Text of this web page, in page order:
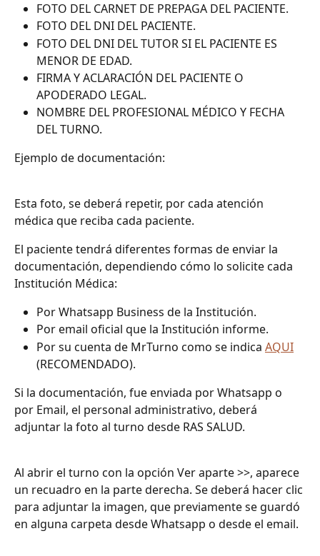
FOTO DEL CARNET DE PREPAGA DEL PACIENTE.
FOTO DEL DNI DEL PACIENTE.
FOTO DEL DNI DEL TUTOR SI EL PACIENTE ES
MENOR DE EDAD.
FIRMA Y ACLARACIÓN DEL PACIENTE O
APODERADO LEGAL.
NOMBRE DEL PROFESIONAL MÉDICO Y FECHA
DEL TURNO.
Ejemplo de documentación:
Esta foto, se deberá repetir, por cada atención
médica que reciba cada paciente.
El paciente tendrá diferentes formas de enviar la
documentación, dependiendo cómo lo solicite cada
Institución Médica:
Por Whatsapp Business de la Institución.
Por email oficial que la Institución informe.
Por su cuenta de MrTurno como se indica AQUI
(RECOMENDADO).
Si la documentación, fue enviada por Whatsapp o
por Email, el personal administrativo, deberá
adjuntar la foto al turno desde RAS SALUD.
Al abrir el turno con la opción Ver aparte >>, aparece
un recuadro en la parte derecha. Se deberá hacer clic
para adjuntar la imagen, que previamente se guardó
en alguna carpeta desde Whatsapp o desde el email.